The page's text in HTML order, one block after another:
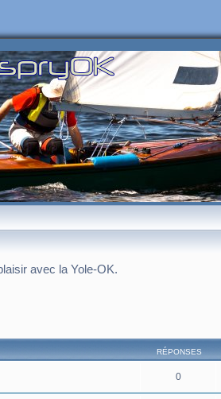
avec la Yole-OK.
RÉPONSES
0